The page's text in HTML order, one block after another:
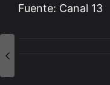
Fuente: Canal 13